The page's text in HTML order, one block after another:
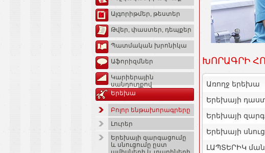
Ալգորիթմեր, թեստեր
Թվեր, փաստեր, դեպքեր
Պատմական խրոնիկա
Աֆորիզմներ
Կարիերային
սանդուղքով
Երեխա
Բոլոր ենթախորագրերը
Լուրեր
Երեխայի զարգացումը
և սնուցումը ըստ
ԽՈՐԱԳՐԻ
Առողջ երեխա
Երեխայի
Երեխայի
Երեխայի
ԼԱՊՏԵՐԻԿ